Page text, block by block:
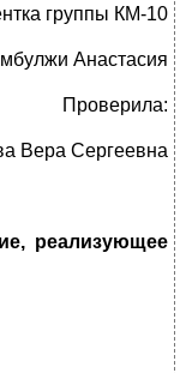
группы КМ-10
Анастасия
Проверила:
Вера Сергеевна
реализующее